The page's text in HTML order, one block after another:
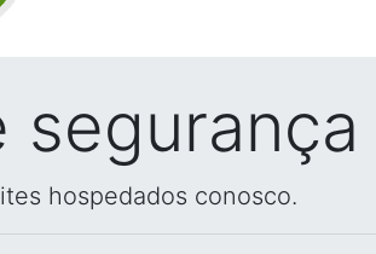
segurança
hospedados conosco.